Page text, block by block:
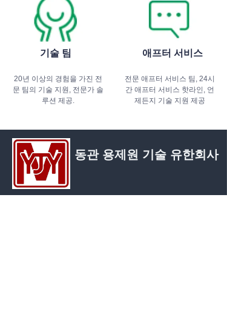
기술 팀 애프터 서비스
20년 이상의 경험을 가진 전
문 팀의 기술 지원, 전문가 솔
루션 제공.
전문 애프터 서비스 팀, 24시
간 애프터 서비스 핫라인, 언
제든지 기술 지원 제공
동관 용제원 기술 유한회사
KO